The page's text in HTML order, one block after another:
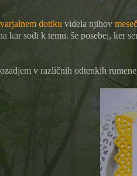
dotiku videla njihov
kar sodi k temu. še posebej,
v različnih odtenkih